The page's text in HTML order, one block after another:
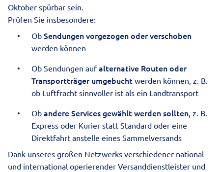
Oktober spürbar sein.
Prüfen Sie insbesondere:
Ob Sendungen vorgezogen oder verschoben
werden können
Ob Sendungen aufalternative Routen oder
Transportträger umgebucht werden können, z. B.
ob Luftfracht sinnvoller ist als ein Landtransport
Ob andere Services gewählt werden sollten, z. B.
Express oder Kurier statt Standard oder eine
Direktfahrt anstelle eines Sammelversands
Dank unseres großen Netzwerks verschiedener national
und international operierender Versanddienstleister und